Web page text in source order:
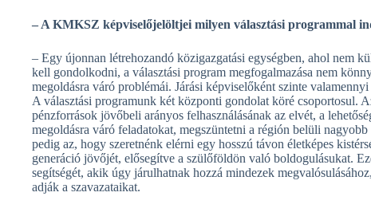
– A KMKSZ képviselőjelöltjei milyen választási programmal
– Egy újonnan létrehozandó közigazgatási egységben, ahol nem
kell gondolkodni, a választási program megfogalmazása nem
megoldásra váró problémái. Járási képviselőként szinte
A választási programunk két központi gondolat köré csoportosul.
pénzforrások jövőbeli arányos felhasználásának az elvét, a
megoldásra váró feladatokat, megszüntetni a régión belüli
pedig az, hogy szeretnénk elérni egy hosszú távon életképes
generáció jövőjét, elősegítve a szülőföldön való boldogulásukat.
segítségét, akik úgy járulhatnak hozzá mindezek
adják a szavazataikat.